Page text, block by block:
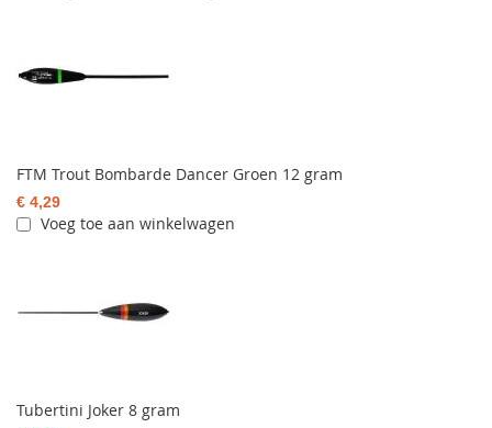
FTM Trout Bombarde Dancer Groen 12 gram
€ 4,29
Voeg toe aan winkelwagen
Tubertini Joker 8 gram